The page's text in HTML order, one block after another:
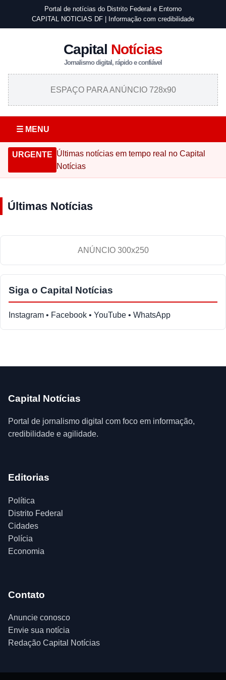
Portal de notícias do Distrito Federal e Entorno
CAPITAL NOTICIAS DF | Informação com credibilidade
Capital Notícias
Jornalismo digital, rápido e confiável
ESPAÇO PARA ANÚNCIO 728x90
☰ MENU
URGENTE Últimas notícias em tempo real no Capital
Notícias
Últimas Notícias
ANÚNCIO 300x250
Siga o Capital Notícias
Instagram • Facebook • YouTube • WhatsApp
Capital Notícias
Portal de jornalismo digital com foco em informação,
credibilidade e agilidade.
Editorias
Política
Distrito Federal
Cidades
Polícia
Economia
Contato
Anuncie conosco
Envie sua notícia
Redação Capital Notícias